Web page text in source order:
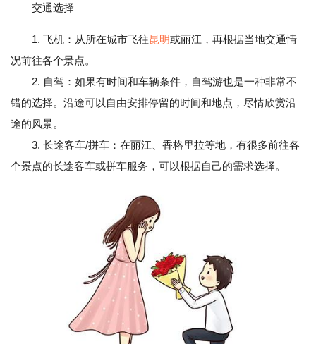
交通选择
1. 飞机：从所在城市飞往昆明或丽江，再根据当地交通情
况前往各个景点。
2. 自驾：如果有时间和车辆条件，自驾游也是一种非常不
错的选择。沿途可以自由安排停留的时间和地点，尽情欣赏沿
途的风景。
3. 长途客车/拼车：在丽江、香格里拉等地，有很多前往各
个景点的长途客车或拼车服务，可以根据自己的需求选择。